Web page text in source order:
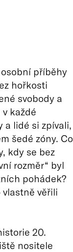
příběhy
hořkosti
svobody a
každé
a lidé si zpívali,
šedé zóny. Co
kdy se bez
rozměr“ byl
pohádek?
vlastně věřili
20.
nositele